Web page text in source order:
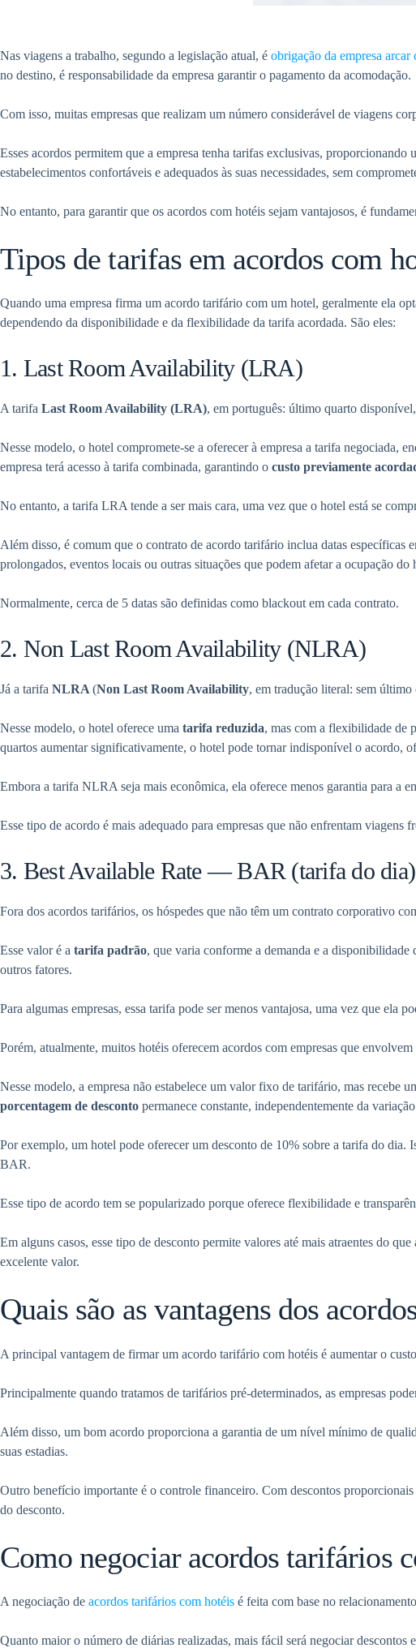
Nas viagens a trabalho, segundo a legislação atual, é obrigação da empresa
no destino, é responsabilidade da empresa garantir o pagamento da acomodação.
Com isso, muitas empresas que realizam um número considerável de viagens
Esses acordos permitem que a empresa tenha tarifas exclusivas,
estabelecimentos confortáveis e adequados às suas necessidades, sem
No entanto, para garantir que os acordos com hotéis sejam vantajosos, é
Tipos de tarifas em acordos com
Quando uma empresa firma um acordo tarifário com um hotel, geralmente ela
dependendo da disponibilidade e da flexibilidade da tarifa acordada. São eles:
1. Last Room Availability (LRA)
A tarifa Last Room Availability (LRA), em português: último quarto
Nesse modelo, o hotel compromete-se a oferecer à empresa a tarifa negociada,
empresa terá acesso à tarifa combinada, garantindo o custo previamente
No entanto, a tarifa LRA tende a ser mais cara, uma vez que o hotel está se
Além disso, é comum que o contrato de acordo tarifário inclua datas específicas
prolongados, eventos locais ou outras situações que podem afetar a ocupação do
Normalmente, cerca de 5 datas são definidas como blackout em cada contrato.
2. Non Last Room Availability (NLRA)
Já a tarifa NLRA (Non Last Room Availability, em tradução literal: sem último
Nesse modelo, o hotel oferece uma tarifa reduzida, mas com a flexibilidade de
quartos aumentar significativamente, o hotel pode tornar indisponível o acordo,
Embora a tarifa NLRA seja mais econômica, ela oferece menos garantia para a
Esse tipo de acordo é mais adequado para empresas que não enfrentam
3. Best Available Rate — BAR (tarifa do dia)
Fora dos acordos tarifários, os hóspedes que não têm um contrato corporativo
Esse valor é a tarifa padrão, que varia conforme a demanda e a
outros fatores.
Para algumas empresas, essa tarifa pode ser menos vantajosa, uma vez que
Porém, atualmente, muitos hotéis oferecem acordos com empresas que envolvem
Nesse modelo, a empresa não estabelece um valor fixo de tarifário, mas recebe
porcentagem de desconto permanece constante, independentemente da
Por exemplo, um hotel pode oferecer um desconto de 10% sobre a tarifa do dia.
BAR.
Esse tipo de acordo tem se popularizado porque oferece flexibilidade e
Em alguns casos, esse tipo de desconto permite valores até mais atraentes do
excelente valor.
Quais são as vantagens dos
A principal vantagem de firmar um acordo tarifário com hotéis é aumentar o
Principalmente quando tratamos de tarifários pré-determinados, as empresas
Além disso, um bom acordo proporciona a garantia de um nível mínimo de
suas estadias.
Outro benefício importante é o controle financeiro. Com descontos
do desconto.
Como negociar acordos tarifários
A negociação de acordos tarifários com hotéis é feita com base no
Quanto maior o número de diárias realizadas, mais fácil será negociar descontos